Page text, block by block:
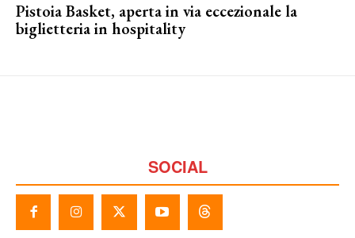
Pistoia Basket, aperta in via eccezionale la
biglietteria in hospitality
SOCIAL